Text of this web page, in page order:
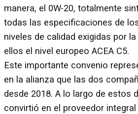
manera, el 0W-20, totalmente
todas las especificaciones de
niveles de calidad exigidas por
ellos el nivel europeo ACEA C5.
Este importante convenio
en la alianza que las dos
desde 2018. A lo largo de estos
convirtió en el proveedor integral